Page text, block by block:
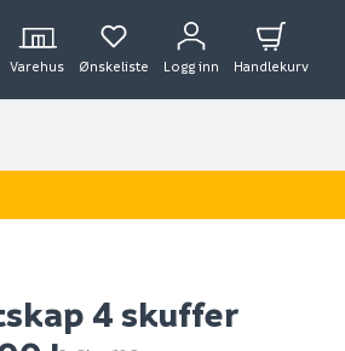
Varehus Ønskeliste Logg inn Handlekurv
4 skuffer